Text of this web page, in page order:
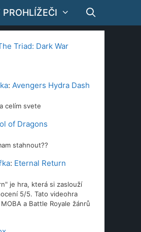
PROHLÍŽEČI
Triad: Dark War
: Avengers Hydra Dash
celím svete
of Dragons
stahnout??
: Eternal Return
je hra, která si zaslouží
5/5. Tato videohra
a Battle Royale žánrů